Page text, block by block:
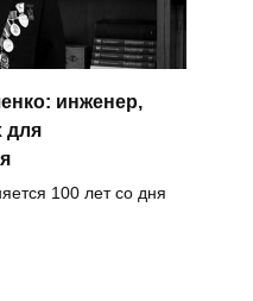
инженер,
для
100 лет со дня